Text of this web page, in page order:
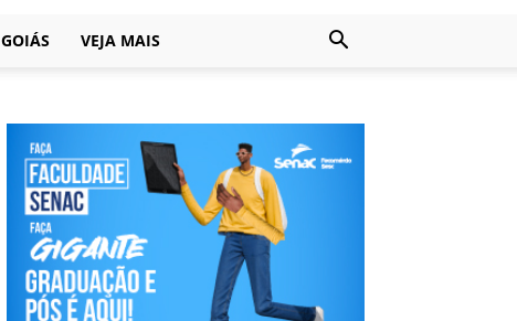
GOIÁS VEJA MAIS